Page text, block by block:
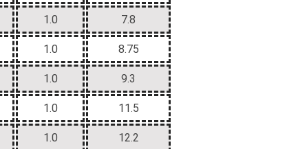
1.0 7.8
1.0 8.75
1.0 9.3
1.0 11.5
1.0 12.2